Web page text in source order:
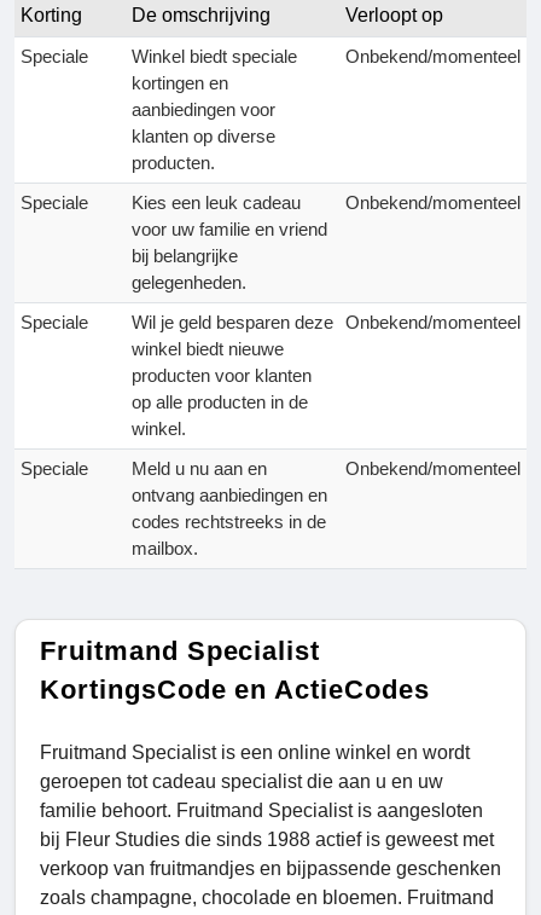
Korting De omschrijving
Verloopt op
Speciale
Winkel biedt speciale
kortingen en
aanbiedingen voor
klanten op diverse
producten.
Onbekend/momenteel
Speciale
Kies een leuk cadeau
voor uw familie en vriend
bij belangrijke
gelegenheden.
Onbekend/momenteel
Speciale
Wil je geld besparen deze
winkel biedt nieuwe
producten voor klanten
op alle producten in de
winkel.
Onbekend/momenteel
Speciale
Meld u nu aan en
ontvang aanbiedingen en
codes rechtstreeks in de
mailbox.
Onbekend/momenteel
Fruitmand Specialist
KortingsCode en ActieCodes
Fruitmand Specialist is een online winkel en wordt
geroepen tot cadeau specialist die aan u en uw
familie behoort. Fruitmand Specialist is aangesloten
bij Fleur Studies die sinds 1988 actief is geweest met
verkoop van fruitmandjes en bijpassende geschenken
zoals champagne, chocolade en bloemen. Fruitmand